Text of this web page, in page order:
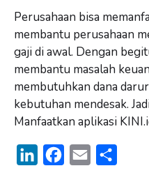
Perusahaan bisa
membantu perusahaan
gaji di awal. Dengan
membantu masalah
membutuhkan dana
kebutuhan mendesak.
Manfaatkan aplikasi